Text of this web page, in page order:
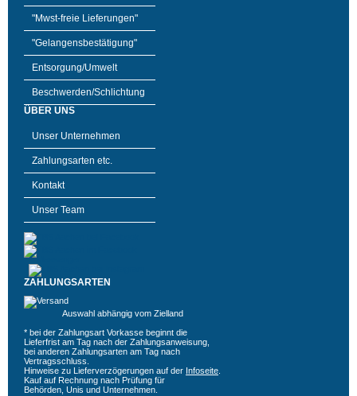
"Mwst-freie Lieferungen"
"Gelangensbestätigung"
Entsorgung/Umwelt
Beschwerden/Schlichtung
ÜBER UNS
Unser Unternehmen
Zahlungsarten etc.
Kontakt
Unser Team
ZAHLUNGSARTEN
Auswahl abhängig vom Zielland
* bei der Zahlungsart Vorkasse beginnt die
Lieferfrist am Tag nach der Zahlungsanweisung,
bei anderen Zahlungsarten am Tag nach
Vertragsschluss.
Hinweise zu Lieferverzögerungen auf der Infoseite
Kauf auf Rechnung nach Prüfung für
Behörden, Unis und Unternehmen.